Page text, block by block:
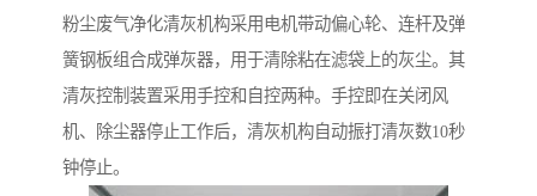
粉尘废气净化清灰机构采用电机带动偏心轮、连杆及弹
簧钢板组合成弹灰器，用于清除粘在滤袋上的灰尘。其
清灰控制装置采用手控和自控两种。手控即在关闭风
机、除尘器停止工作后，清灰机构自动振打清灰数10秒
钟停止。